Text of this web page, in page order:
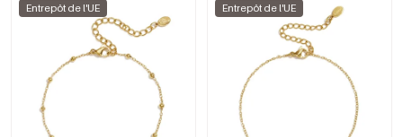
Entrepôt de l'UE Entrepôt de l'UE